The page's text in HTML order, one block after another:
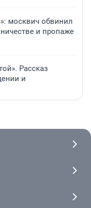
москвич обвинил
и пропаже
Рассказ
и